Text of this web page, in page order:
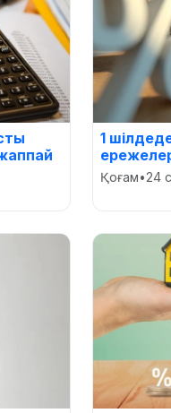
1
Қоғам•24